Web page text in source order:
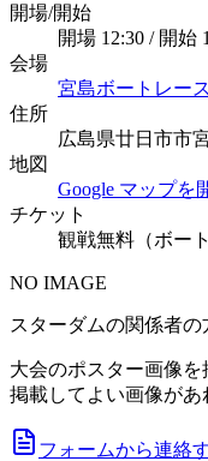
開場/開始
開場 12:30 / 開始
会場
宮島ボートレー
住所
広島県廿日市市
地図
Google マップを
チケット
観戦無料（ボー
NO IMAGE
スターダムの関係者の
大会のポスター画像を
掲載してよい画像があ
フォームから連絡